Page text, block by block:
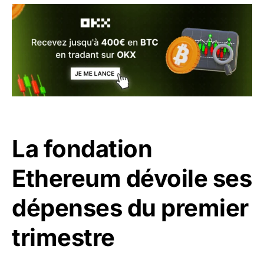
La fondation
Ethereum dévoile ses
dépenses du premier
trimestre